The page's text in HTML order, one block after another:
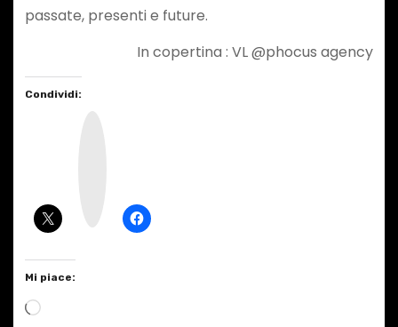
passate, presenti e future.
In copertina : VL @phocus agency
Condividi:
Mi piace:
C